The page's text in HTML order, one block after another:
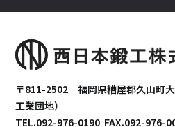
〒811-2502 福岡県糟屋郡久山町
工業団地）
TEL.092-976-0190 FAX.092-976-